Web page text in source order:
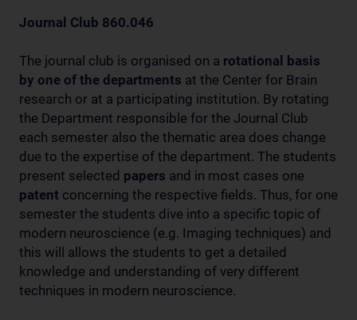
Journal Club 860.046
The journal club is organised on a rotational basis
by one of the departments at the Center for Brain
research or at a participating institution. By rotating
the Department responsible for the Journal Club
each semester also the thematic area does change
due to the expertise of the department. The students
present selected papers and in most cases one
patent concerning the respective fields. Thus, for one
semester the students dive into a specific topic of
modern neuroscience (e.g. Imaging techniques) and
this will allows the students to get a detailed
knowledge and understanding of very different
techniques in modern neuroscience.